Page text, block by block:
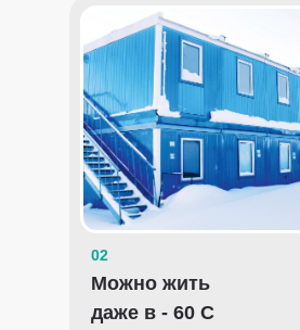
Можно жить
даже в - 60 С
02